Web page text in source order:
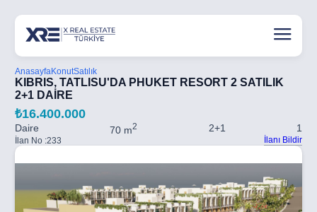
AnasayfaKonutSatılık
KIBRIS, TATLISU'DA PHUKET RESORT 2 SATILIK
2+1 DAİRE
₺16.400.000
Daire 70 m2 2+1 1
İlan No :233 İlanı Bildir